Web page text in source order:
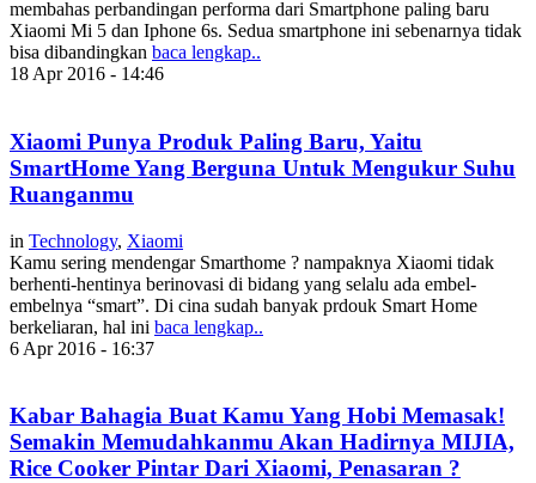
membahas perbandingan performa dari Smartphone paling baru
Xiaomi Mi 5 dan Iphone 6s. Sedua smartphone ini sebenarnya tidak
bisa dibandingkan baca lengkap..
18 Apr 2016 - 14:46
Xiaomi Punya Produk Paling Baru, Yaitu
SmartHome Yang Berguna Untuk Mengukur Suhu
Ruanganmu
in Technology, Xiaomi
Kamu sering mendengar Smarthome ? nampaknya Xiaomi tidak
berhenti-hentinya berinovasi di bidang yang selalu ada embel-
embelnya “smart”. Di cina sudah banyak prdouk Smart Home
berkeliaran, hal ini baca lengkap..
6 Apr 2016 - 16:37
Kabar Bahagia Buat Kamu Yang Hobi Memasak!
Semakin Memudahkanmu Akan Hadirnya MIJIA,
Rice Cooker Pintar Dari Xiaomi, Penasaran ?